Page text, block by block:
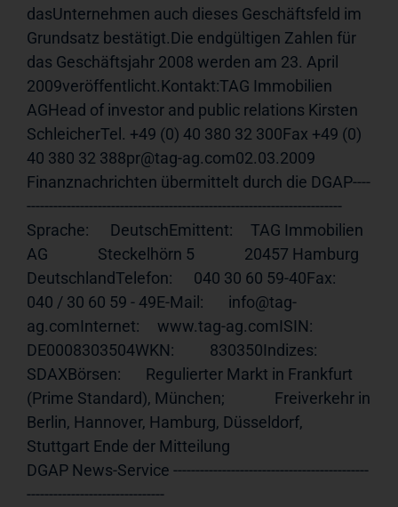
dasUnternehmen auch dieses Geschäftsfeld im
Grundsatz bestätigt.Die endgültigen Zahlen für
das Geschäftsjahr 2008 werden am 23. April
2009veröffentlicht.Kontakt:TAG Immobilien
AGHead of investor and public relations Kirsten
SchleicherTel. +49 (0) 40 380 32 300Fax +49 (0)
40 380 32 388pr@tag-ag.com02.03.2009
Finanznachrichten übermittelt durch die DGAP----
-----------------------------------------------------------------------
Sprache:      DeutschEmittent:     TAG Immobilien
AG              Steckelhörn 5              20457 Hamburg
DeutschlandTelefon:      040 30 60 59-40Fax:
040 / 30 60 59 - 49E-Mail:       info@tag-
ag.comInternet: www.tag-ag.comISIN:
DE0008303504WKN:          830350Indizes:
SDAXBörsen:       Regulierter Markt in Frankfurt
(Prime Standard), München;              Freiverkehr in
Berlin, Hannover, Hamburg, Düsseldorf,
Stuttgart Ende der Mitteilung
DGAP News-Service --------------------------------------------
-------------------------------